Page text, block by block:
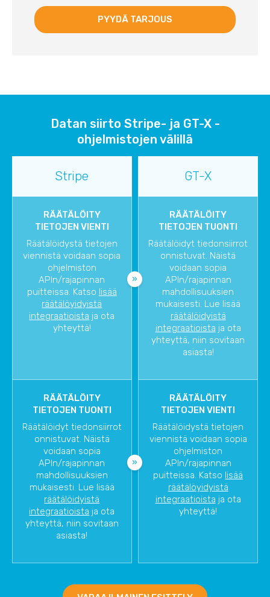
Datan siirto Stripe- ja GT-X -
ohjelmistojen välillä
Stripe GT-X
RÄÄTÄLÖITY
TIETOJEN VIENTI
Räätälöidystä tietojen
viennistä voidaan sopia
ohjelmiston
APIn/rajapinnan
puitteissa. Katso lisää
räätälöyidyistä
integraatioista ja ota
yhteyttä!
RÄÄTÄLÖITY
TIETOJEN TUONTI
Räätälöidyt tiedonsiirrot
onnistuvat. Näistä
voidaan sopia
APIn/rajapinnan
mahdollisuuksien
mukaisesti. Lue lisää
räätälöidyistä
integraatioista ja ota
yhteyttä, niin sovitaan
asiasta!
RÄÄTÄLÖITY
TIETOJEN TUONTI
Räätälöidyt tiedonsiirrot
onnistuvat. Näistä
voidaan sopia
APIn/rajapinnan
mahdollisuuksien
mukaisesti. Lue lisää
räätälöidyistä
integraatioista ja ota
yhteyttä, niin sovitaan
asiasta!
RÄÄTÄLÖITY
TIETOJEN VIENTI
Räätälöidystä tietojen
viennistä voidaan sopia
ohjelmiston
APIn/rajapinnan
puitteissa. Katso lisää
räätälöyidyistä
integraatioista ja ota
yhteyttä!